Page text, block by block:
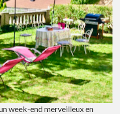
week-end merveilleux en